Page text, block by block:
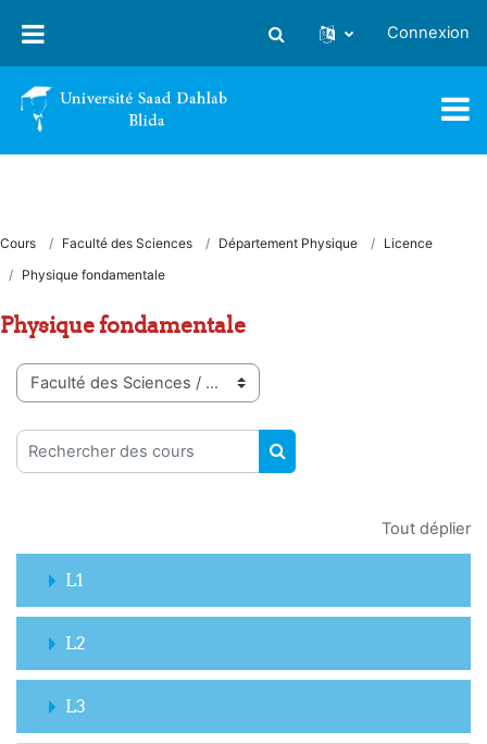
Activer/désactiver la saisie
Connexion
Cours Faculté des Sciences Département Physique
Licence
Physique fondamentale
Physique fondamentale
Catégories de cours
Rechercher des cours
RECHERCHER DES
Tout déplier
L1
L2
L3